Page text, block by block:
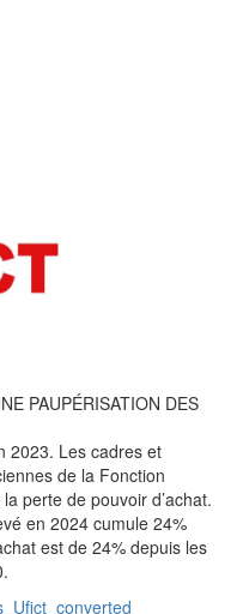
PAUPÉRISATION DES
2023. Les cadres et
de la Fonction
perte de pouvoir d’achat.
en 2024 cumule 24%
est de 24% depuis les